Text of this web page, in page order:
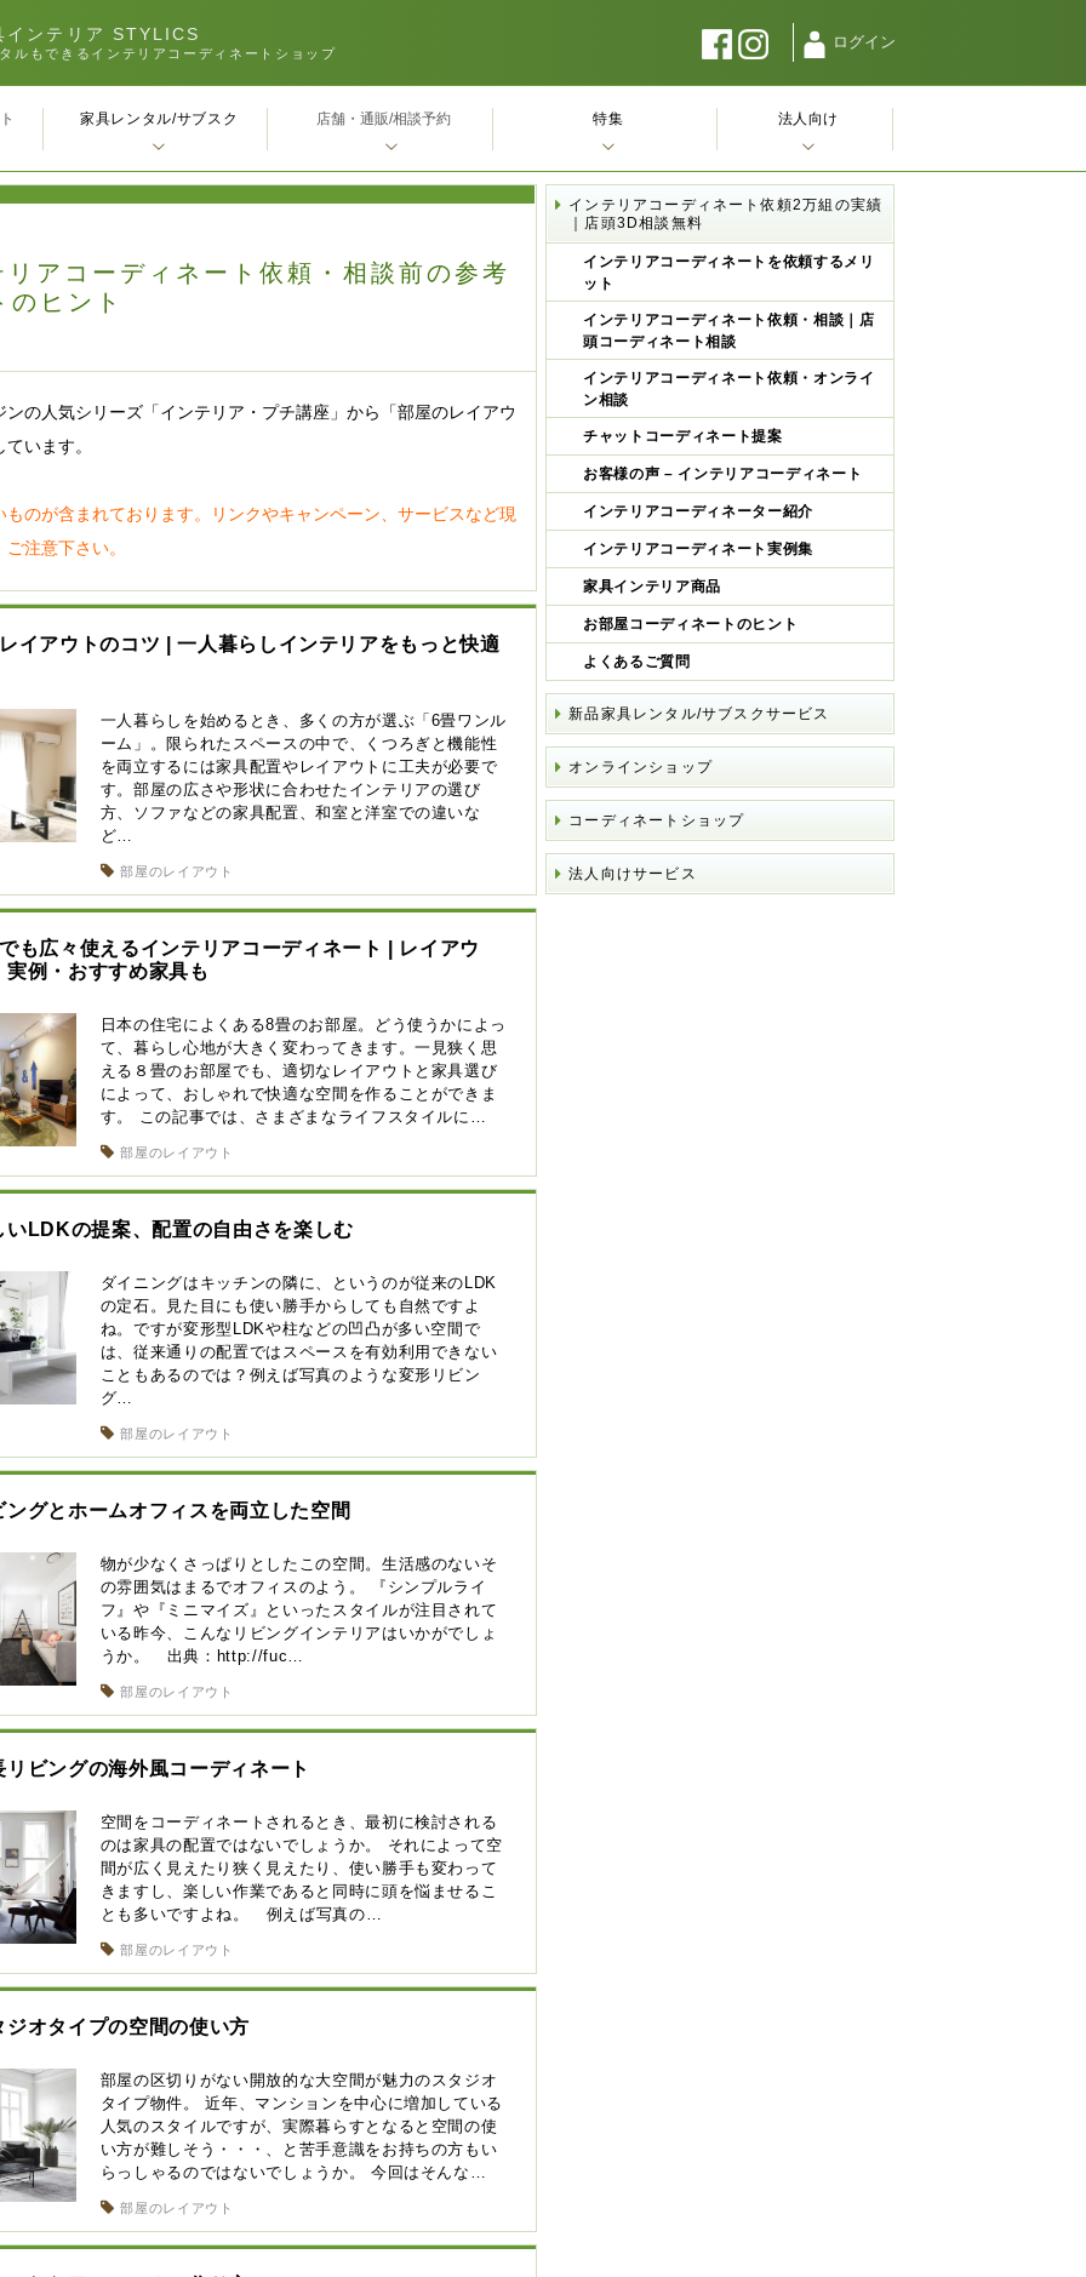
インテリア STYLICS
ルもできるインテリアコーディネートショップ
ログイン
アコーディネート依頼・相談前の参考
ヒント
の人気シリーズ「インテリア・プチ講座」から「部屋のレイアウ
います。
のが含まれております。リンクやキャンペーン、サービスなど現
注意下さい。
イアウトのコツ | 一人暮らしインテリアをもっと快適
一人暮らしを始めるとき、多くの方が選ぶ「6畳ワンル
ーム」。限られたスペースの中で、くつろぎと機能性
を両立するには家具配置やレイアウトに工夫が必要で
す。部屋の広さや形状に合わせたインテリアの選び
方、ソファなどの家具配置、和室と洋室での違いな
ど…
部屋のレイアウト
も広々使えるインテリアコーディネート | レイアウ
実例・おすすめ家具も
日本の住宅によくある8畳のお部屋。どう使うかによっ
て、暮らし心地が大きく変わってきます。一見狭く思
える８畳のお部屋でも、適切なレイアウトと家具選び
によって、おしゃれで快適な空間を作ることができま
す。 この記事では、さまざまなライフスタイルに…
部屋のレイアウト
いLDKの提案、配置の自由さを楽しむ
ダイニングはキッチンの隣に、というのが従来のLDK
の定石。見た目にも使い勝手からしても自然ですよ
ね。ですが変形型LDKや柱などの凹凸が多い空間で
は、従来通りの配置ではスペースを有効利用できない
こともあるのでは？例えば写真のような変形リビン
グ…
部屋のレイアウト
ングとホームオフィスを両立した空間
物が少なくさっぱりとしたこの空間。生活感のないそ
の雰囲気はまるでオフィスのよう。 『シンプルライ
フ』や『ミニマイズ』といったスタイルが注目されて
いる昨今、こんなリビングインテリアはいかがでしょ
うか。 出典：http://fuc…
部屋のレイアウト
リビングの海外風コーディネート
空間をコーディネートされるとき、最初に検討される
のは家具の配置ではないでしょうか。 それによって空
間が広く見えたり狭く見えたり、使い勝手も変わって
きますし、楽しい作業であると同時に頭を悩ませるこ
とも多いですよね。 例えば写真の…
部屋のレイアウト
ジオタイプの空間の使い方
部屋の区切りがない開放的な大空間が魅力のスタジオ
タイプ物件。 近年、マンションを中心に増加している
人気のスタイルですが、実際暮らすとなると空間の使
い方が難しそう・・・、と苦手意識をお持ちの方もい
らっしゃるのではないでしょうか。 今回はそんな…
部屋のレイアウト
インテリアコーディネート依頼2万組の実績
｜店頭3D相談無料
インテリアコーディネートを依頼するメリ
ット
インテリアコーディネート依頼・相談｜店
頭コーディネート相談
インテリアコーディネート依頼・オンライ
ン相談
チャットコーディネート提案
お客様の声 – インテリアコーディネート
インテリアコーディネーター紹介
インテリアコーディネート実例集
家具インテリア商品
お部屋コーディネートのヒント
よくあるご質問
新品家具レンタル/サブスクサービス
オンラインショップ
コーディネートショップ
法人向けサービス
家具レンタル/サブスク 店舗・通販/相談予約 特集 法人向け